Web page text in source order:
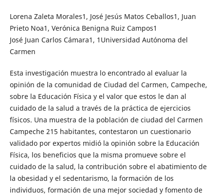
Lorena Zaleta Morales1, José Jesús Matos Ceballos1, Juan
Prieto Noa1, Verónica Benigna Ruiz Campos1
José Juan Carlos Cámara1, 1Universidad Autónoma del
Carmen
Esta investigación muestra lo encontrado al evaluar la
opinión de la comunidad de Ciudad del Carmen, Campeche,
sobre la Educación Física y el valor que estos le dan al
cuidado de la salud a través de la práctica de ejercicios
físicos. Una muestra de la población de ciudad del Carmen
Campeche 215 habitantes, contestaron un cuestionario
validado por expertos midió la opinión sobre la Educación
Física, los beneficios que la misma promueve sobre el
cuidado de la salud, la contribución sobre el abatimiento de
la obesidad y el sedentarismo, la formación de los
individuos, formación de una mejor sociedad y fomento de